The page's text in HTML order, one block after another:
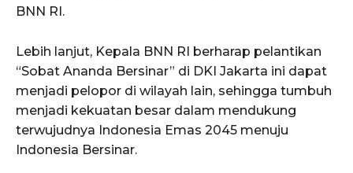
BNN RI.
Lebih lanjut, Kepala BNN RI berharap pelantikan
“Sobat Ananda Bersinar” di DKI Jakarta ini dapat
menjadi pelopor di wilayah lain, sehingga tumbuh
menjadi kekuatan besar dalam mendukung
terwujudnya Indonesia Emas 2045 menuju
Indonesia Bersinar.